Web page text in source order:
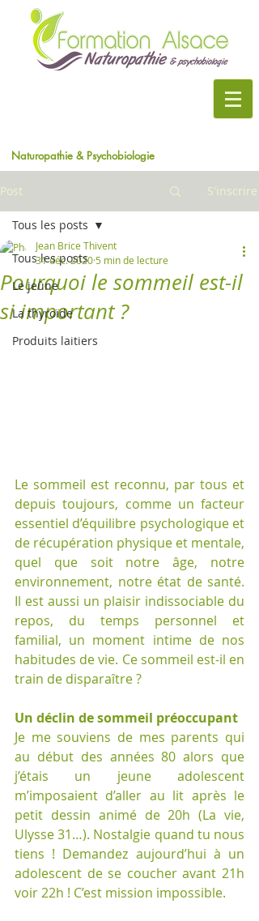
Naturopathie & Psychobiologie
Post S'inscrire
Tous les posts
Le jeûne
La thyroïde
Produits laitiers
Tous les posts
Pourquoi le sommeil est-il
si important ?
Jean Brice Thivent
31 déc. 2020 5 min de lecture
Le sommeil est reconnu, par tous et
depuis toujours, comme un facteur
essentiel d’équilibre psychologique et
de récupération physique et mentale,
quel que soit notre âge, notre
environnement, notre état de santé.
Il est aussi un plaisir indissociable du
repos, du temps personnel et
familial, un moment intime de nos
habitudes de vie. Ce sommeil est-il en
train de disparaître ?
Un déclin de sommeil préoccupant
Je me souviens de mes parents qui
au début des années 80 alors que
j’étais un jeune adolescent
m’imposaient d’aller au lit après le
petit dessin animé de 20h (La vie,
Ulysse 31…). Nostalgie quand tu nous
tiens ! Demandez aujourd’hui à un
adolescent de se coucher avant 21h
voir 22h ! C’est mission impossible.